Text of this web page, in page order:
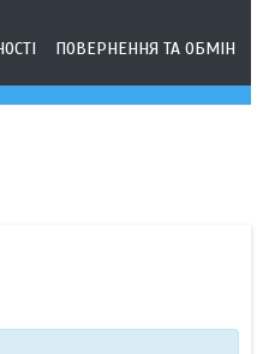
ПОВЕРНЕННЯ ТА ОБМІН